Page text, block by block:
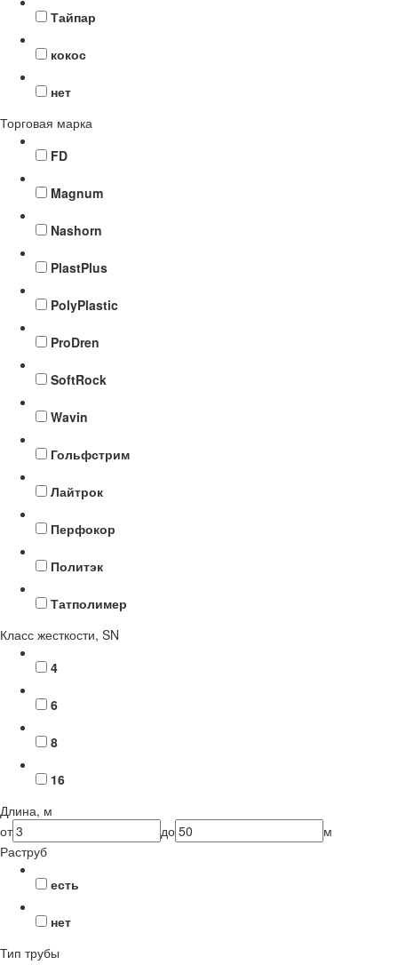
Тайпар
кокос
нет
Торговая марка
FD
Magnum
Nashorn
PlastPlus
PolyPlastic
ProDren
SoftRock
Wavin
Гольфстрим
Лайтрок
Перфокор
Политэк
Татполимер
Класс жесткости, SN
4
6
8
16
Длина, м
от
до
м
Раструб
есть
нет
Тип трубы